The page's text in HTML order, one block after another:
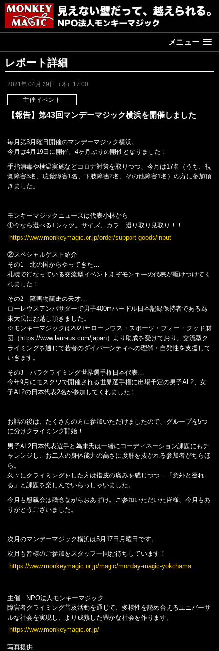
メニュー
レポート詳細
2021年 04月 29日（木）17:00
主催イベント
【報告】第43回マンデーマジック横浜を開催しました
毎月第3月曜日開催のマンデーマジック横浜。
今月は4月19日に開催。4ヶ月ぶりの開催となりました！
手指消毒や検温実施などコロナ対策を取りつつ、今月は17名（うち、視
覚障害3名、聴覚障害1名、下肢障害2名、その他障害1名）の方に参加頂
きました。
モンキーマジックニュースは代表小林から
①今なら選べるTシャツ。サイズ、カラー選り取り見取り！！
https://www.monkeymagic.or.jp/order/support-goods/input
②スペシャルゲスト紹介
その1 北の国からやってきた…
札幌で行なっている交流型イベントえぞモンキーの代表が駆けつけてく
れました！
その2 障害物競走の天才…
ローレウスアンバサダーで男子400mハードル日本記録保持者である為
末大氏にお越し頂きました。
※モンキーマジックは2021年ローレウス・スポーツ・フォー・グッド財
団（https://www.laureus.com/japan）より助成を受けており、交流型ク
ライミングを通じて若者のダイバーシティへの理解・自発性を支援して
いきます。
その3 パラクライミング世界選手権日本代表…
今年9月にモスクワで開催される世界選手権に出場予定の男子AL2、女
子AL2の日本代表2名が参加してくれました！
お話の後は、たくさんの方に参加いただけましたので、グループを5つ
に分けクライミング開始！
男子AL2日本代表選手と為末氏は一緒にコーディネーション課題にもチ
ャレンジし、お二人の身体能力の高さに度肝を抜かれる参加者がちらほ
ら。
久々にクライミングをした方は指皮の痛みを感じつつ…「意外と登れ
る」と課題を楽しんでいらっしゃいました。
今月も懇親会は残念ながらおあずけ。ご参加いただいた皆様、今月もあ
りがとうございました。
次月のマンデーマジック横浜は5月17日月曜日です。
次月も皆様のご参加をスタッフ一同お待ちしています！
https://www.monkeymagic.or.jp/magic/monday-magic-yokohama
主催 NPO法人モンキーマジック
障害者クライミング普及活動を通じて、多様性を認め合えるユニバーサ
ルな社会を実現し、より成熟した豊かな社会を作ります。
https://www.monkeymagic.or.jp/
写真提供